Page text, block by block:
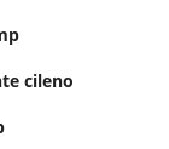
cileno